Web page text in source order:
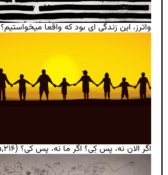
واترز، این زندگی ای بود که واقعا میخواستیم؟
اگر الان نه، پس کِی؟ اگر ما نه، پس کی؟ (۱۵,۲۱۶)